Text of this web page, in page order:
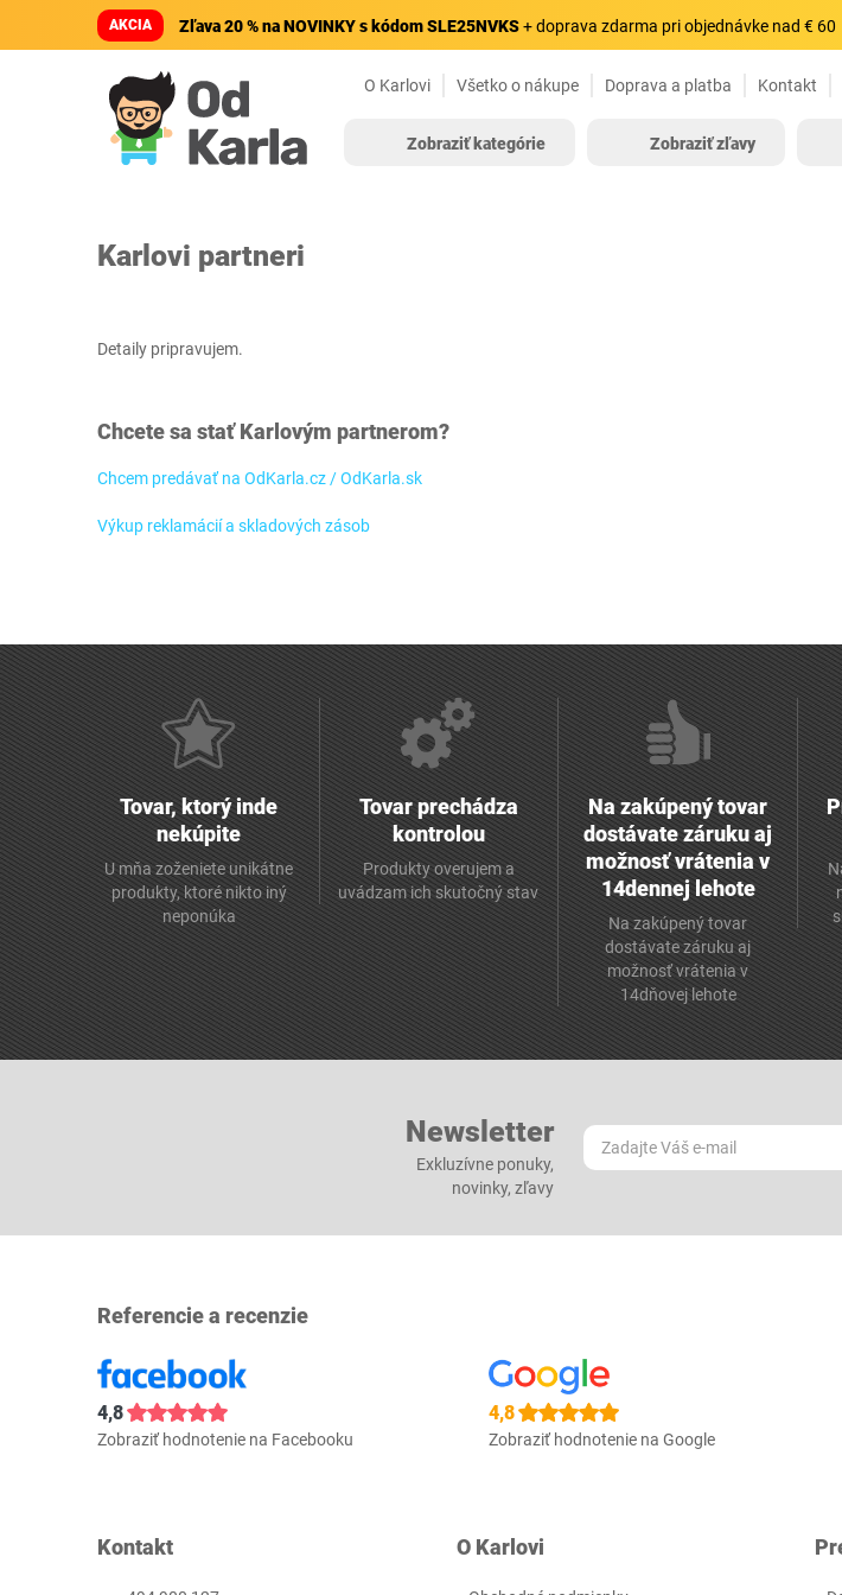
AKCIA Zľava 20 % na NOVINKY s kódom SLE25NVKS+ doprava zdarma pri objednávke nad € 60
O Karlovi Všetko o nákupe Doprava a platba Kontakt
Zobraziť kategórie Zobraziť zľavy
Karlovi partneri
Detaily pripravujem.
Chcete sa stať Karlovým partnerom?
Chcem predávať na OdKarla.cz / OdKarla.sk
Výkup reklamácií a skladových zásob
Tovar, ktorý inde
nekúpite
U mňa zoženiete unikátne
produkty, ktoré nikto iný
neponúka
Tovar prechádza
kontrolou
Produkty overujem a
uvádzam ich skutočný stav
Na zakúpený tovar
dostávate záruku aj
možnosť vrátenia v
14dennej lehote
Na zakúpený tovar
dostávate záruku aj
možnosť vrátenia v
14dňovej lehote
Newsletter
Exkluzívne ponuky,
novinky, zľavy
Referencie a recenzie
4,8
Zobraziť hodnotenie na Facebooku
4,8
Zobraziť hodnotenie na Google
Kontakt O Karlovi